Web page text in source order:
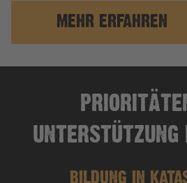
MEHR ERFAHREN
UNTERSTÜTZUNG
BILDUNG IN